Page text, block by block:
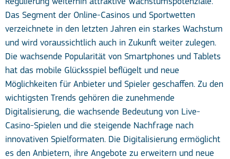
Das Segment der Online-Casinos und Sportwetten
verzeichnete in den letzten Jahren ein starkes Wachstum
und wird voraussichtlich auch in Zukunft weiter zulegen.
Die wachsende Popularität von Smartphones und Tablets
hat das mobile Glücksspiel beflügelt und neue
Möglichkeiten für Anbieter und Spieler geschaffen. Zu den
wichtigsten Trends gehören die zunehmende
Digitalisierung, die wachsende Bedeutung von Live-
Casino-Spielen und die steigende Nachfrage nach
innovativen Spielformaten. Die Digitalisierung ermöglicht
es den Anbietern, ihre Angebote zu erweitern und neue